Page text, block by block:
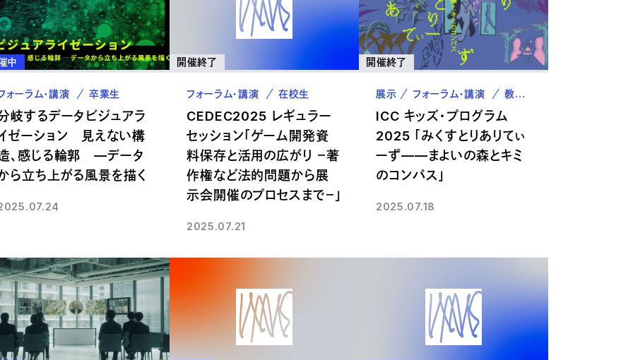
中
ォーラム・講演 卒業生
岐するデータビジュアラ
ゼーション 見えない構
、感じる輪郭 —データ
ら立ち上がる風景を描く
開催終了
フォーラム・講演 在校生
CEDEC2025 レギュラー
セッション「ゲーム開発資
料保存と活用の広がり －著
作権など法的問題から展
示会開催のプロセスまで－」
2025.07.21
開催終了
展示 フォーラム・講演 教職員
ICC キッズ・プログラム
2025 「みくすとりありてぃ
ーず——まよいの森とキミ
のコンパス」
2025.07.18